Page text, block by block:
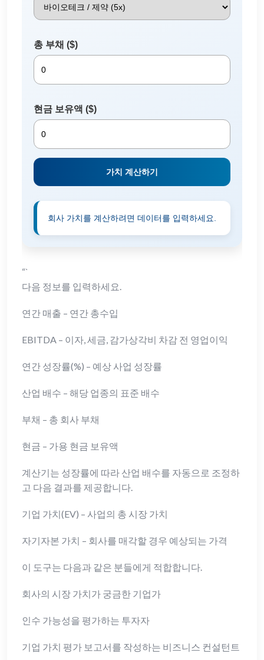
총 부채 ($)
현금 보유액 ($)
가치 계산하기
회사 가치를 계산하려면 데이터를 입력하세요.
“`
다음 정보를 입력하세요.
연간 매출 – 연간 총수입
EBITDA – 이자, 세금, 감가상각비 차감 전 영업이익
연간 성장률(%) – 예상 사업 성장률
산업 배수 – 해당 업종의 표준 배수
부채 – 총 회사 부채
현금 – 가용 현금 보유액
계산기는 성장률에 따라 산업 배수를 자동으로 조정하
고 다음 결과를 제공합니다.
기업 가치(EV) – 사업의 총 시장 가치
자기자본 가치 – 회사를 매각할 경우 예상되는 가격
이 도구는 다음과 같은 분들에게 적합합니다.
회사의 시장 가치가 궁금한 기업가
인수 가능성을 평가하는 투자자
기업 가치 평가 보고서를 작성하는 비즈니스 컨설턴트